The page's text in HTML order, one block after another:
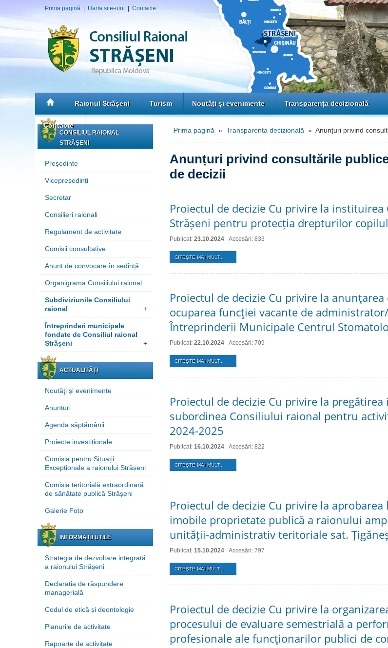
Prima pagină Harta site-ului Contacte
Raionul Strășeni Turism Noutăţi și evenimente Transparența decizională
Contacte
CONSILIUL RAIONAL
STRĂȘENI
Președinte
Vicepreședinți
Secretar
Consilieri raionali
Regulament de activitate
Comisii consultative
Anunț de convocare în ședință
Organigrama Consiliului raional
Subdiviziunile Consiliului
raional
+
Întreprinderi municipale
fondate de Consiliul raional
Strășeni
+
ACTUALITĂȚI
Noutăţi și evenimente
Anunțuri
Agenda săptămânii
Proiecte investiționale
Comisia pentru Situații
Excepționale a raionului Strășeni
Comisia teritorială extraordinară
de sănătate publică Strășeni
Galerie Foto
INFORMAȚII UTILE
Strategia de dezvoltare integrată
a raionului Strășeni
Declarația de răspundere
managerială
Codul de etică și deontologie
Planurile de activitate
Rapoarte de activitate
Prima pagină » Transparența decizională » Anunțuri privind
Anunțuri privind consultările
de decizii
Proiectul de decizie Cu privire la
Strășeni pentru protecția drepturilor
Publicat: 23.10.2024 Accesări: 833
CITEŞTE MAI MULT...
Proiectul de decizie Cu privire la
ocuparea funcţiei vacante de
Întreprinderii Municipale Centrul
Publicat: 22.10.2024 Accesări: 709
CITEŞTE MAI MULT...
Proiectul de decizie Cu privire la
subordinea Consiliului raional pentru
2024-2025
Publicat: 16.10.2024 Accesări: 822
CITEŞTE MAI MULT...
Proiectul de decizie Cu privire la
imobile proprietate publică a raionului
unității-administrativ teritoriale sat.
Publicat: 15.10.2024 Accesări: 797
CITEŞTE MAI MULT...
Proiectul de decizie Cu privire la
procesului de evaluare semestrială a
profesionale ale funcţionarilor publici de